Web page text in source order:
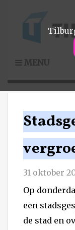
MENU
31 oktober
Op
een
de stad en